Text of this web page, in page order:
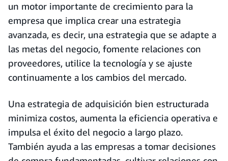
un motor importante de crecimiento para la
empresa que implica crear una estrategia
avanzada, es decir, una estrategia que se adapte a
las metas del negocio, fomente relaciones con
proveedores, utilice la tecnología y se ajuste
continuamente a los cambios del mercado.
Una estrategia de adquisición bien estructurada
minimiza costos, aumenta la eficiencia operativa e
impulsa el éxito del negocio a largo plazo.
También ayuda a las empresas a tomar decisiones